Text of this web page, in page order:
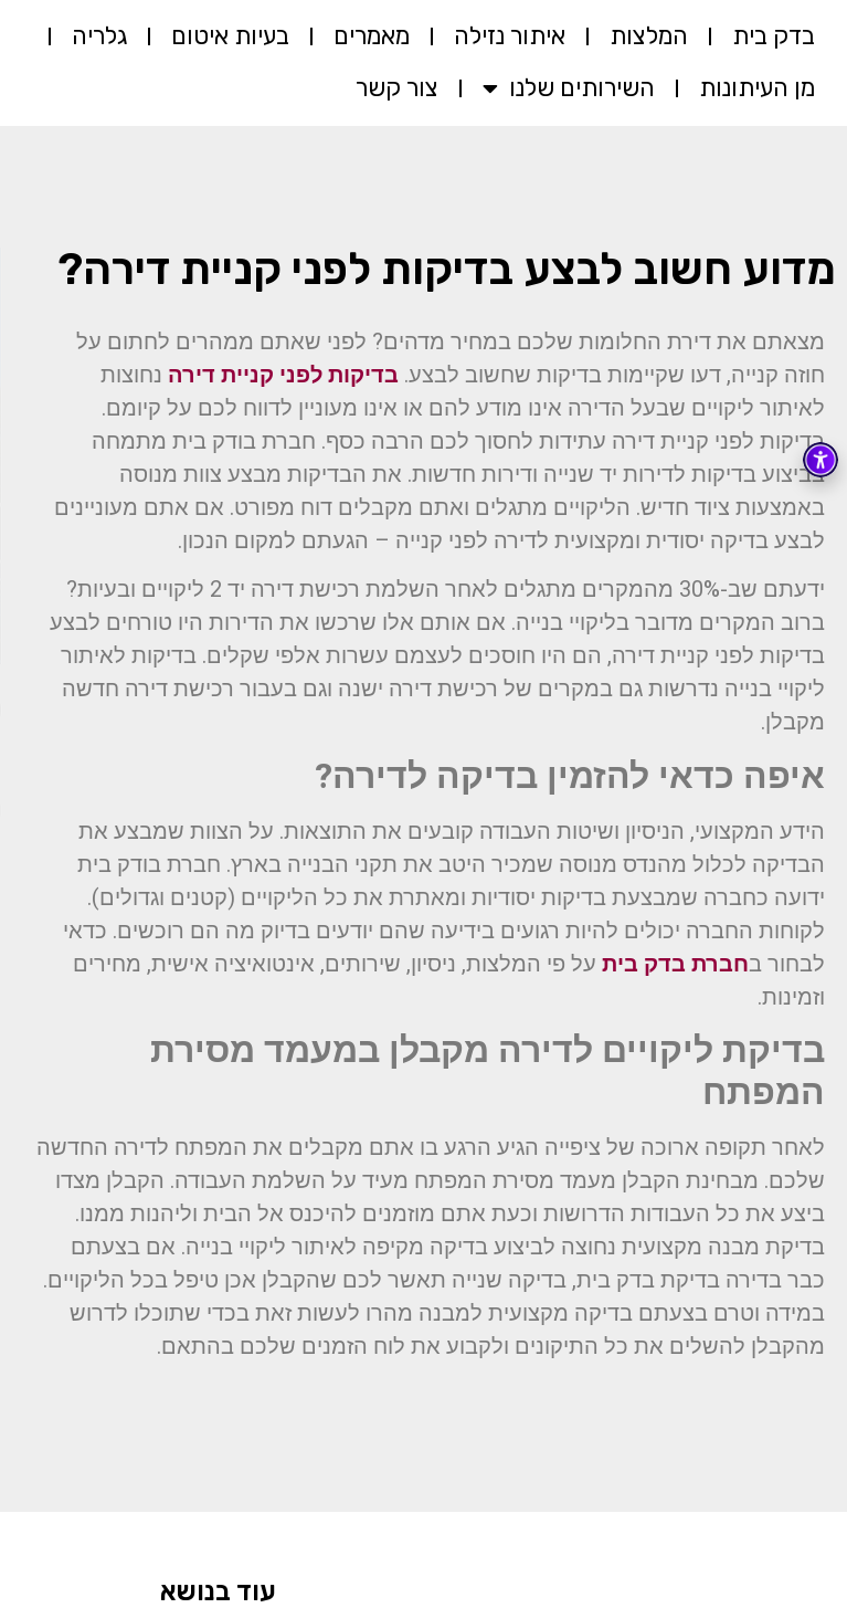
בדק בית המלצות איתור נזילה מאמרים בעיות איטום
גלריה
מן העיתונות
השירותים שלנו צור קשר
מדוע חשוב לבצע בדיקות לפני קניית דירה?
מצאתם את דירת החלומות שלכם במחיר מדהים? לפני שאתם ממהרים לחתום על
חוזה קנייה, דעו שקיימות בדיקות שחשוב לבצע. בדיקות לפני קניית דירה נחוצות
לאיתור ליקויים שבעל הדירה אינו מודע להם או אינו מעוניין לדווח לכם על קיומם.
בדיקות לפני קניית דירה עתידות לחסוך לכם הרבה כסף. חברת בודק בית מתמחה
בביצוע בדיקות לדירות יד שנייה ודירות חדשות. את הבדיקות מבצע צוות מנוסה
באמצעות ציוד חדיש. הליקויים מתגלים ואתם מקבלים דוח מפורט. אם אתם מעוניינים
לבצע בדיקה יסודית ומקצועית לדירה לפני קנייה – הגעתם למקום הנכון.
ידעתם שב-30% מהמקרים מתגלים לאחר השלמת רכישת דירה יד 2 ליקויים ובעיות?
ברוב המקרים מדובר בליקויי בנייה. אם אותם אלו שרכשו את הדירות היו טורחים לבצע
בדיקות לפני קניית דירה, הם היו חוסכים לעצמם עשרות אלפי שקלים. בדיקות לאיתור
ליקויי בנייה נדרשות גם במקרים של רכישת דירה ישנה וגם בעבור רכישת דירה חדשה
מקבלן.
איפה כדאי להזמין בדיקה לדירה?
הידע המקצועי, הניסיון ושיטות העבודה קובעים את התוצאות. על הצוות שמבצע את
הבדיקה לכלול מהנדס מנוסה שמכיר היטב את תקני הבנייה בארץ. חברת בודק בית
ידועה כחברה שמבצעת בדיקות יסודיות ומאתרת את כל הליקויים (קטנים וגדולים).
לקוחות החברה יכולים להיות רגועים בידיעה שהם יודעים בדיוק מה הם רוכשים. כדאי
לבחור בחברת בדק בית על פי המלצות, ניסיון, שירותים, אינטואיציה אישית, מחירים
וזמינות.
בדיקת ליקויים לדירה מקבלן במעמד מסירת
המפתח
לאחר תקופה ארוכה של ציפייה הגיע הרגע בו אתם מקבלים את המפתח לדירה החדשה
שלכם. מבחינת הקבלן מעמד מסירת המפתח מעיד על השלמת העבודה. הקבלן מצדו
ביצע את כל העבודות הדרושות וכעת אתם מוזמנים להיכנס אל הבית וליהנות ממנו.
בדיקת מבנה מקצועית נחוצה לביצוע בדיקה מקיפה לאיתור ליקויי בנייה. אם בצעתם
כבר בדירה בדיקת בדק בית, בדיקה שנייה תאשר לכם שהקבלן אכן טיפל בכל הליקויים.
במידה וטרם בצעתם בדיקה מקצועית למבנה מהרו לעשות זאת בכדי שתוכלו לדרוש
מהקבלן להשלים את כל התיקונים ולקבוע את לוח הזמנים שלכם בהתאם.
עוד בנושא